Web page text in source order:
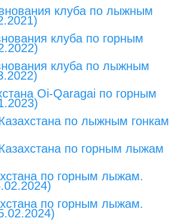
клуба по лыжным
клуба по горным
клуба по лыжным
Oi-Qaragai по горным
по лыжным гонкам
по горным лыжам
по горным лыжам.
по горным лыжам.